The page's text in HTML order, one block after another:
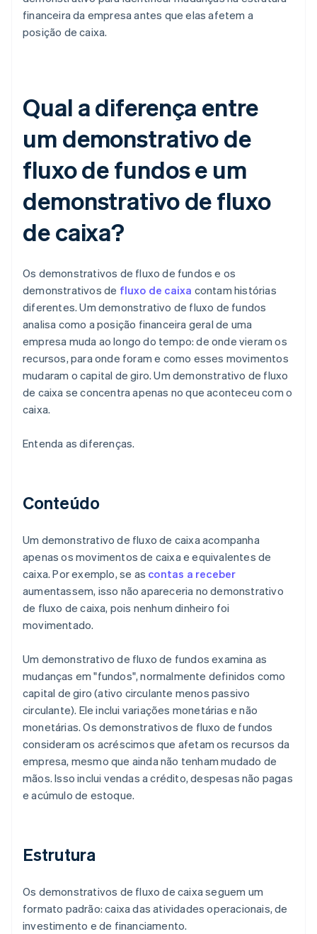
financeira da empresa antes que elas afetem a
posição de caixa.
Qual a diferença entre
um demonstrativo de
fluxo de fundos e um
demonstrativo de fluxo
de caixa?
Os demonstrativos de fluxo de fundos e os
demonstrativos de fluxo de caixa contam histórias
diferentes. Um demonstrativo de fluxo de fundos
analisa como a posição financeira geral de uma
empresa muda ao longo do tempo: de onde vieram os
recursos, para onde foram e como esses movimentos
mudaram o capital de giro. Um demonstrativo de fluxo
de caixa se concentra apenas no que aconteceu com o
caixa.
Entenda as diferenças.
Conteúdo
Um demonstrativo de fluxo de caixa acompanha
apenas os movimentos de caixa e equivalentes de
caixa. Por exemplo, se as contas a receber
aumentassem, isso não apareceria no demonstrativo
de fluxo de caixa, pois nenhum dinheiro foi
movimentado.
Um demonstrativo de fluxo de fundos examina as
mudanças em "fundos", normalmente definidos como
capital de giro (ativo circulante menos passivo
circulante). Ele inclui variações monetárias e não
monetárias. Os demonstrativos de fluxo de fundos
consideram os acréscimos que afetam os recursos da
empresa, mesmo que ainda não tenham mudado de
mãos. Isso inclui vendas a crédito, despesas não pagas
e acúmulo de estoque.
Estrutura
Os demonstrativos de fluxo de caixa seguem um
formato padrão: caixa das atividades operacionais, de
investimento e de financiamento.